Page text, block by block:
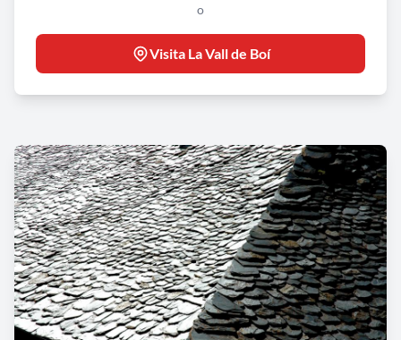
o
Visita La Vall de Boí